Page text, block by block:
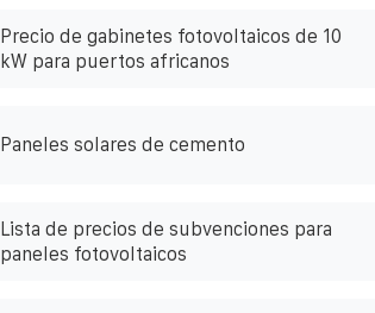
Precio de gabinetes fotovoltaicos de 10
kW para puertos africanos
Paneles solares de cemento
Lista de precios de subvenciones para
paneles fotovoltaicos